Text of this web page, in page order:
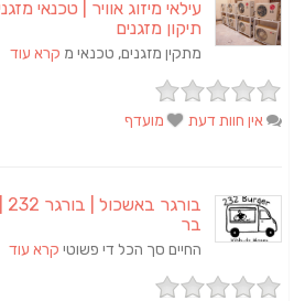
עילאי מיזוג אוויר | טכנאי
תיקון מזגנים
מתקין מזגנים, טכנאי מ קרא עוד
אין חוות דעת מועדף
בר
החיים סך הכל די פשוטי קרא עוד